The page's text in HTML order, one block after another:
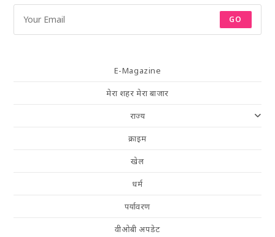
GO
E-Magazine
मेरा शहर मेरा बाजार
राज्य
क्राइम
खेल
धर्म
पर्यावरण
वीओबी अपडेट